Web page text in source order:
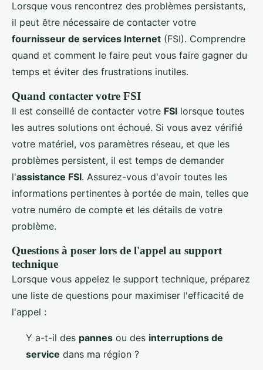
Lorsque vous rencontrez des problèmes persistants,
il peut être nécessaire de contacter votre
fournisseur de services Internet (FSI). Comprendre
quand et comment le faire peut vous faire gagner du
temps et éviter des frustrations inutiles.
Quand contacter votre FSI
Il est conseillé de contacter votre FSI lorsque toutes
les autres solutions ont échoué. Si vous avez vérifié
votre matériel, vos paramètres réseau, et que les
problèmes persistent, il est temps de demander
l'assistance FSI. Assurez-vous d'avoir toutes les
informations pertinentes à portée de main, telles que
votre numéro de compte et les détails de votre
problème.
Questions à poser lors de l'appel au support
technique
Lorsque vous appelez le support technique, préparez
une liste de questions pour maximiser l'efficacité de
l'appel :
Y a-t-il des pannes ou des interruptions de
service dans ma région ?